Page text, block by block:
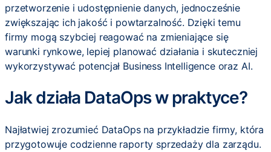
przetworzenie i udostępnienie danych, jednocześnie
zwiększając ich jakość i powtarzalność. Dzięki temu
firmy mogą szybciej reagować na zmieniające się
warunki rynkowe, lepiej planować działania i skuteczniej
wykorzystywać potencjał Business Intelligence oraz AI.
Jak działa DataOps w praktyce?
Najłatwiej zrozumieć DataOps na przykładzie firmy, która
przygotowuje codzienne raporty sprzedaży dla zarządu.